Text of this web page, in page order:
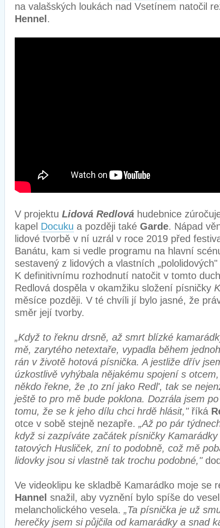
na valašských loukách nad Vsetínem natočil
Hennel .
V projektu Lidová Redlová hudebnice
kapel Docuku a později také Garde. Nápad
lidové tvorbě v ní uzrál v roce 2019 před
Banátu, kam si vedle programu na hlavní
sestavený z lidových a vlastních
K definitivnímu rozhodnutí natočit v tomto
Redlová dospěla v okamžiku složení písničky
měsíce později. V té chvíli jí bylo jasné, že
směr její tvorby.
„Když to řeknu drsně, až smrt blízké
mě, zarytého netextaře, vypadla během
rán v životě hotová písnička. A jestliže dřív
úzkostlivě vyhýbala nějakému spojení s
někdo řekne, že ‚to zní jako Redl', tak se
ještě to pro mě bude poklona. Dozrála jsem
tomu, že se k jeho dílu chci hrdě hlásit,"říká
otce v sobě stejně nezapře. „Až po pár
když si zazpíváte začátek písničky
tatových Husliček, zní to podobně, což mě
lidovky jsou si vlastně tak trochu podobné,"
Ve videoklipu ke skladbě Kamarádko moje se
Hannel snažil, aby vyznění bylo spíše do
melancholického vesela. „Ta písnička je už
herečky jsem si půjčila od kamarádky a snad